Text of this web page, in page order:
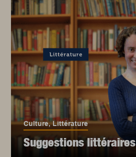
Culture,Littérature
Suggestions littéraires